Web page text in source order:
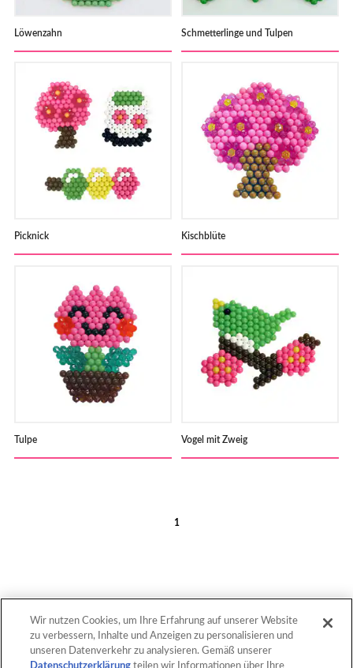
Löwenzahn Schmetterlinge und Tulpen
Picknick Kischblüte
Tulpe Vogel mit Zweig
1
nach oben
Wir nutzen Cookies, um Ihre Erfahrung auf unserer Website
zu verbessern, Inhalte und Anzeigen zu personalisieren und
unseren Datenverkehr zu analysieren. Gemäß unserer